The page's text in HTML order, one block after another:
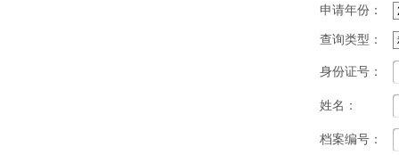
申请年份：
查询类型：
身份证号：
姓名：
档案编号：